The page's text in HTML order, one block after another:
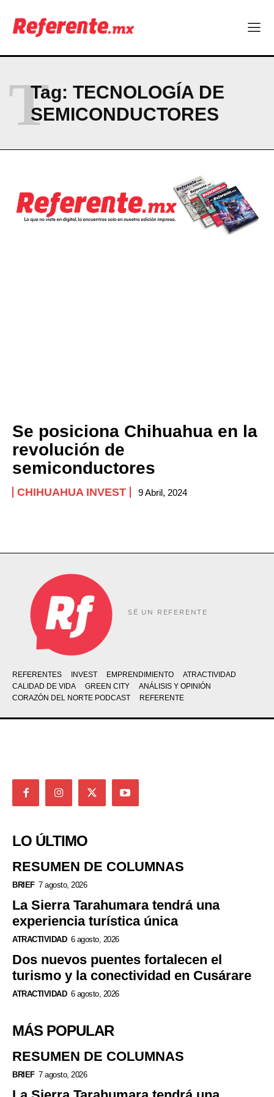
ABOUT
CONTACT
Tag: TECNOLOGÍA DE
SEMICONDUCTORES
T
Se posiciona Chihuahua en la
revolución de
semiconductores
CHIHUAHUA INVEST 9 Abril, 2024
SÉ UN REFERENTE
REFERENTES INVEST EMPRENDIMIENTO
ATRACTIVIDAD
CALIDAD DE VIDA
GREEN CITY
ANÁLISIS Y OPINIÓN
CORAZÓN DEL NORTE PODCAST
REFERENTE
LO ÚLTIMO
RESUMEN DE COLUMNAS
BRIEF 7 agosto, 2026
La Sierra Tarahumara tendrá una
experiencia turística única
ATRACTIVIDAD 6 agosto, 2026
Dos nuevos puentes fortalecen el
turismo y la conectividad en Cusárare
ATRACTIVIDAD 6 agosto, 2026
MÁS POPULAR
RESUMEN DE COLUMNAS
BRIEF 7 agosto, 2026